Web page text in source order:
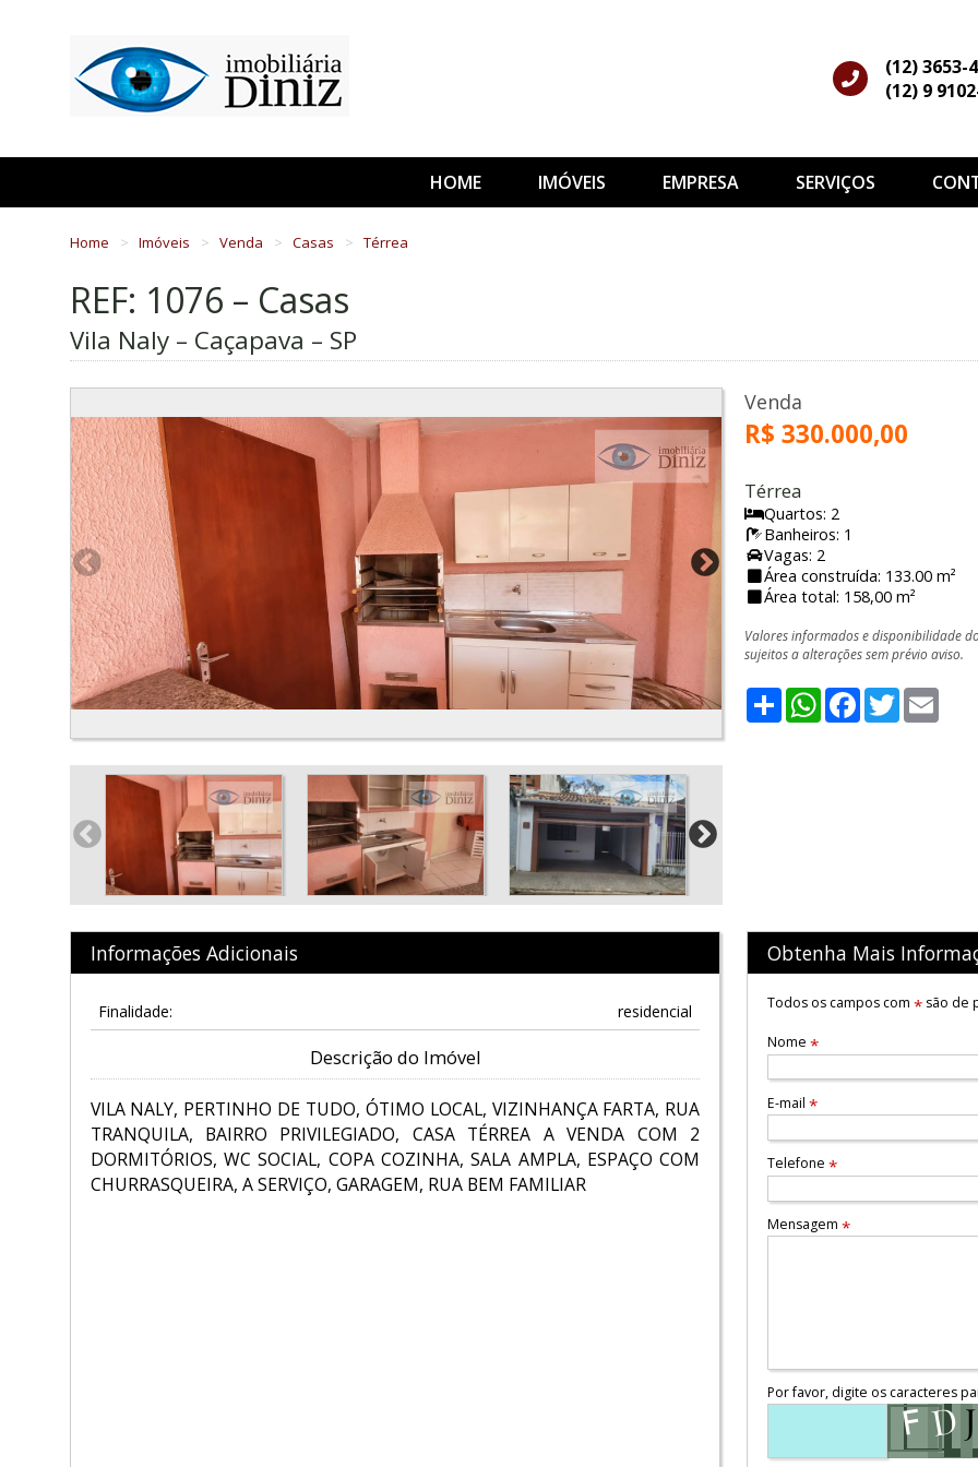
(12) 3653-
(12) 9
HOME IMÓVEIS EMPRESA SERVIÇOS
Home Imóveis Venda Casas Térrea
REF: 1076 – Casas
Vila Naly – Caçapava – SP
Venda
R$ 330.000,00
Térrea
Quartos: 2
Banheiros: 1
Vagas: 2
Área construída: 133.00 m²
Área total: 158,00 m²
Valores informados e disponibilidade
sujeitos a alterações sem prévio aviso.
ShareWhatsApp
Facebook
Twitter
Informações Adicionais
Finalidade: residencial
Descrição do Imóvel
VILA NALY, PERTINHO DE TUDO, ÓTIMO LOCAL, VIZINHANÇA FARTA, RUA
TRANQUILA, BAIRRO PRIVILEGIADO, CASA TÉRREA A VENDA COM 2
DORMITÓRIOS, WC SOCIAL, COPA COZINHA, SALA AMPLA, ESPAÇO COM
CHURRASQUEIRA, A SERVIÇO, GARAGEM, RUA BEM FAMILIAR
Obtenha Mais
Todos os campos com *são de
Nome *
E-mail *
Telefone *
Mensagem *
Por favor, digite os caracteres